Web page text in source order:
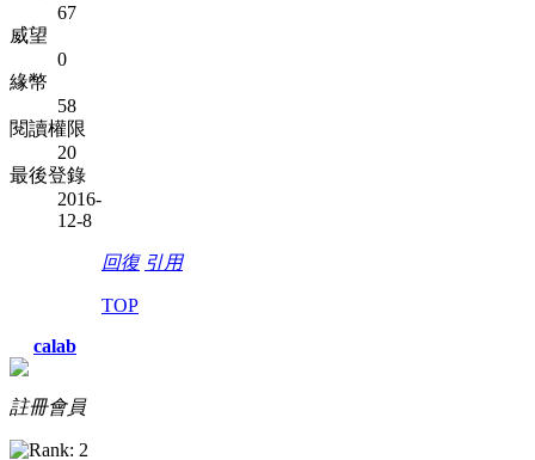
67
威望
0
緣幣
58
閱讀權限
20
最後登錄
2016-
12-8
回復 引用
TOP
calab
註冊會員